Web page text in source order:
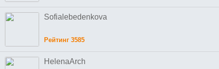
Sofialebedenkova
Рейтинг 3585
HelenaArch